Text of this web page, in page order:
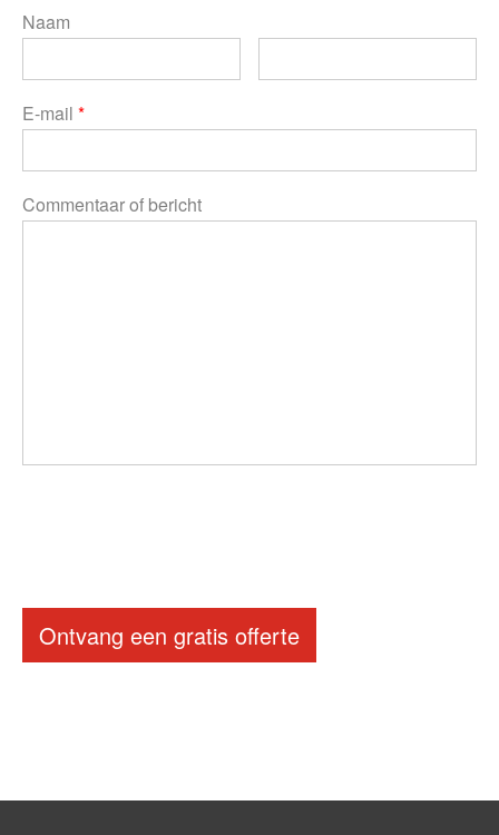
Naam
E-mail *
Commentaar of bericht
Ontvang een gratis offerte